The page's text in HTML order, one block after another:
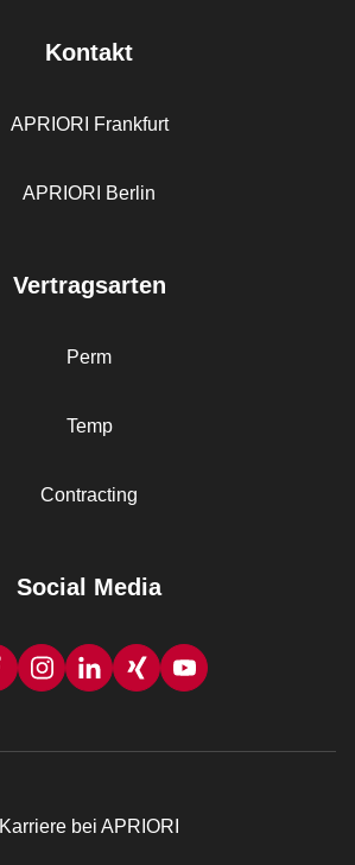
Kontakt
APRIORI Frankfurt
APRIORI Berlin
Vertragsarten
Perm
Temp
Contracting
Social Media
Karriere bei APRIORI